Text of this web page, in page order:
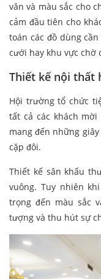
văn và màu sắc cho
cảm đầu tiên cho
toán các đồ dùng
cưới hay khu vực chờ
Thiết kế nội
Hội trường tổ chức
tất cả các khách
mang đến những
cặp đôi.
Thiết kế sân khấu
vuông. Tuy nhiên
trọng đến màu sắc
tượng và thu hút sự